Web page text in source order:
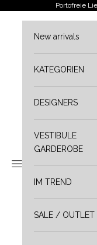
Zum Inhalt springen
Portofreie
Navigationsmenü
New arrivals
KATEGORIEN
DESIGNERS
VESTIBULE
GARDEROBE
IM TREND
SALE / OUTLET